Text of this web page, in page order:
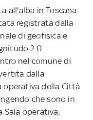
all'alba in Toscana.
registrata dalla
di geofisica e
2.0
nel comune di
dalla
operativa della Città
che sono in
Sala operativa,